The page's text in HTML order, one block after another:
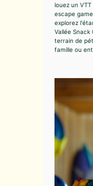
louez un
escape
explorez
Vallée
terrain de
famille ou